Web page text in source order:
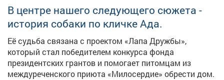
принадлежностью. Нарушений правил перевозки
животных не зафиксировано. Владельцы с
Вьетнам, Таиланд, Китай, Абхазию, Турцию, Бразилию,
Францию и Германию.
В центре нашего следующего сюжета -
история собаки по кличке Ада.
Её судьба связана с проектом «Лапа Дружбы»,
который стал победителем конкурса фонда
президентских грантов и помогает питомцам из
междуреченского приюта «Милосердие» обрести дом.